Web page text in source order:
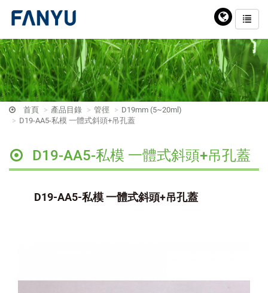
首頁 產品目錄 管徑
D19mm (5~20ml)
D19-AA5-私模 一體式斜頭+吊孔蓋
D19-AA5-私模 一體式斜頭+吊孔蓋
D19-AA5-私模 一體式斜頭+吊孔蓋